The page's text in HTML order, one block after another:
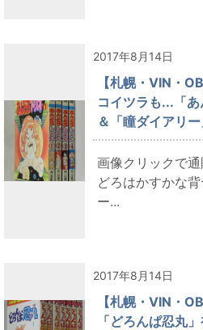
2017年8月14日
【札幌・VIN・
コイツラも...「
＆「瞳ダイアリ
画像クリックで
どろはかすかな
ー...
2017年8月14日
【札幌・VIN・
「どろんぱ忍丸